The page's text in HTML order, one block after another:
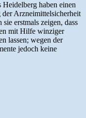
haben einen
Arzneimittelsicherheit
erstmals zeigen, dass
mit Hilfe winziger
lassen; wegen der
jedoch keine